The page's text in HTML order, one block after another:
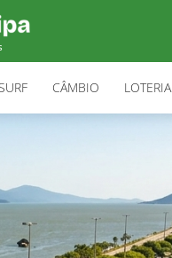
CÂMBIO LOTERIA